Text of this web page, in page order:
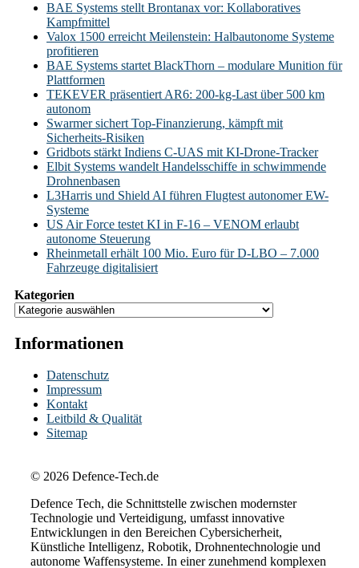
BAE Systems stellt Brontanax vor: Kollaboratives
Kampfmittel
Valox 1500 erreicht Meilenstein: Halbautonome Systeme
profitieren
BAE Systems startet BlackThorn – modulare Munition für
Plattformen
TEKEVER präsentiert AR6: 200-kg-Last über 500 km
autonom
Swarmer sichert Top-Finanzierung, kämpft mit
Sicherheits-Risiken
Gridbots stärkt Indiens C-UAS mit KI-Drone-Tracker
Elbit Systems wandelt Handelsschiffe in schwimmende
Drohnenbasen
L3Harris und Shield AI führen Flugtest autonomer EW-
Systeme
US Air Force testet KI in F-16 – VENOM erlaubt
autonome Steuerung
Rheinmetall erhält 100 Mio. Euro für D-LBO – 7.000
Fahrzeuge digitalisiert
Kategorien
Informationen
Datenschutz
Impressum
Kontakt
Leitbild & Qualität
Sitemap
© 2026 Defence-Tech.de
Defence Tech, die Schnittstelle zwischen modernster
Technologie und Verteidigung, umfasst innovative
Entwicklungen in den Bereichen Cybersicherheit,
Künstliche Intelligenz, Robotik, Drohnentechnologie und
autonome Waffensysteme. In einer zunehmend komplexen